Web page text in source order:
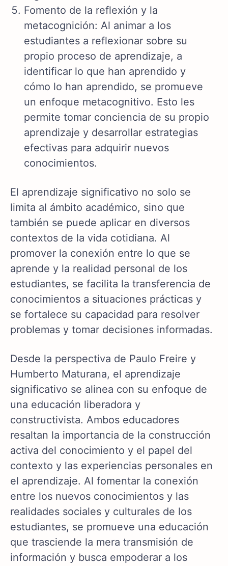
Fomento de la reflexión y la
metacognición: Al animar a los
estudiantes a reflexionar sobre su
propio proceso de aprendizaje, a
identificar lo que han aprendido y
cómo lo han aprendido, se promueve
un enfoque metacognitivo. Esto les
permite tomar conciencia de su propio
aprendizaje y desarrollar estrategias
efectivas para adquirir nuevos
conocimientos.
El aprendizaje significativo no solo se
limita al ámbito académico, sino que
también se puede aplicar en diversos
contextos de la vida cotidiana. Al
promover la conexión entre lo que se
aprende y la realidad personal de los
estudiantes, se facilita la transferencia de
conocimientos a situaciones prácticas y
se fortalece su capacidad para resolver
problemas y tomar decisiones informadas.
Desde la perspectiva de Paulo Freire y
Humberto Maturana, el aprendizaje
significativo se alinea con su enfoque de
una educación liberadora y
constructivista. Ambos educadores
resaltan la importancia de la construcción
activa del conocimiento y el papel del
contexto y las experiencias personales en
el aprendizaje. Al fomentar la conexión
entre los nuevos conocimientos y las
realidades sociales y culturales de los
estudiantes, se promueve una educación
que trasciende la mera transmisión de
información y busca empoderar a los